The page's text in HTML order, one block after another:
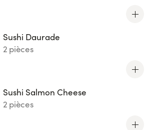
Sushi Daurade
2 pièces
Sushi Salmon Cheese
2 pièces